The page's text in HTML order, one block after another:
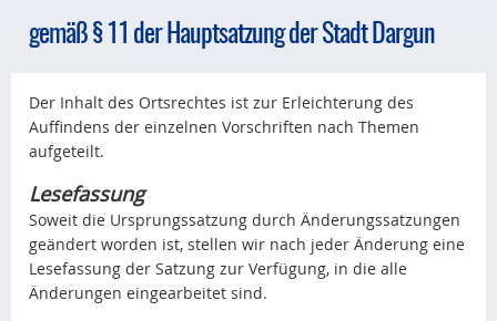
gemäß § 11 der Hauptsatzung der Stadt Dargun
Der Inhalt des Ortsrechtes ist zur Erleichterung des
Auffindens der einzelnen Vorschriften nach Themen
aufgeteilt.
Lesefassung
Soweit die Ursprungssatzung durch Änderungssatzungen
geändert worden ist, stellen wir nach jeder Änderung eine
Lesefassung der Satzung zur Verfügung, in die alle
Änderungen eingearbeitet sind.